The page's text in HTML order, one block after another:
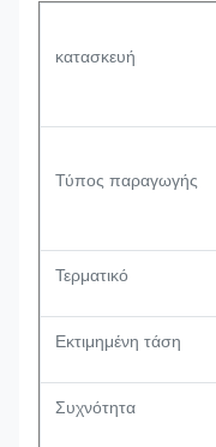
κατασκευή
Τύπος παραγωγής
Τερματικό
Εκτιμημένη τάση
Συχνότητα